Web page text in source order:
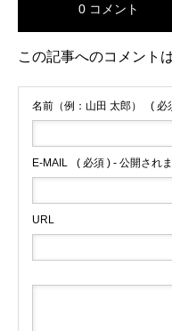
0 コメント
この記事へのコメント
名前（例：山田 太郎） ( 必
E-MAIL ( 必須 ) - 公開され
URL